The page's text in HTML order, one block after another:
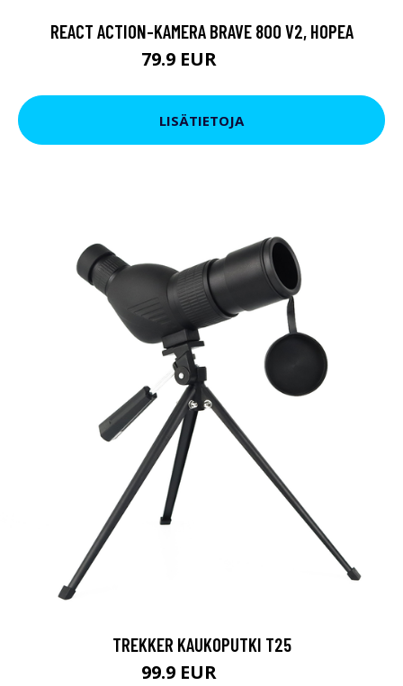
REACT ACTION-KAMERA BRAVE 800 V2, HOPEA
79.9 EUR
LISÄTIETOJA
TREKKER KAUKOPUTKI T25
99.9 EUR